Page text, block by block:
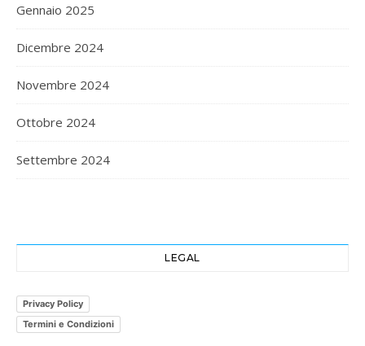
Gennaio 2025
Dicembre 2024
Novembre 2024
Ottobre 2024
Settembre 2024
LEGAL
Privacy Policy
Termini e Condizioni